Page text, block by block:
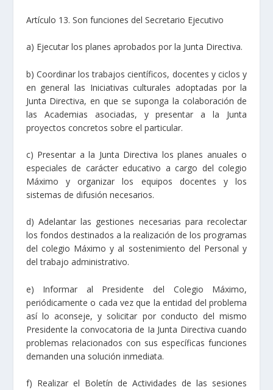
Artículo 13. Son funciones del Secretario Ejecutivo
a) Ejecutar los planes aprobados por la Junta Directiva.
b) Coordinar los trabajos científicos, docentes y ciclos y
en general las Iniciativas culturales adoptadas por la
Junta Directiva, en que se suponga la colaboración de
las Academias asociadas, y presentar a la Junta
proyectos concretos sobre el particular.
c) Presentar a la Junta Directiva los planes anuales o
especiales de carácter educativo a cargo del colegio
Máximo y organizar los equipos docentes y los
sistemas de difusión necesarios.
d) Adelantar las gestiones necesarias para recolectar
los fondos destinados a la realización de los programas
del colegio Máximo y al sostenimiento del Personal y
del trabajo administrativo.
e) Informar al Presidente del Colegio Máximo,
periódicamente o cada vez que la entidad del problema
así lo aconseje, y solicitar por conducto del mismo
Presidente la convocatoria de Ia Junta Directiva cuando
problemas relacionados con sus específicas funciones
demanden una solución inmediata.
f) Realizar el Boletín de Actividades de las sesiones